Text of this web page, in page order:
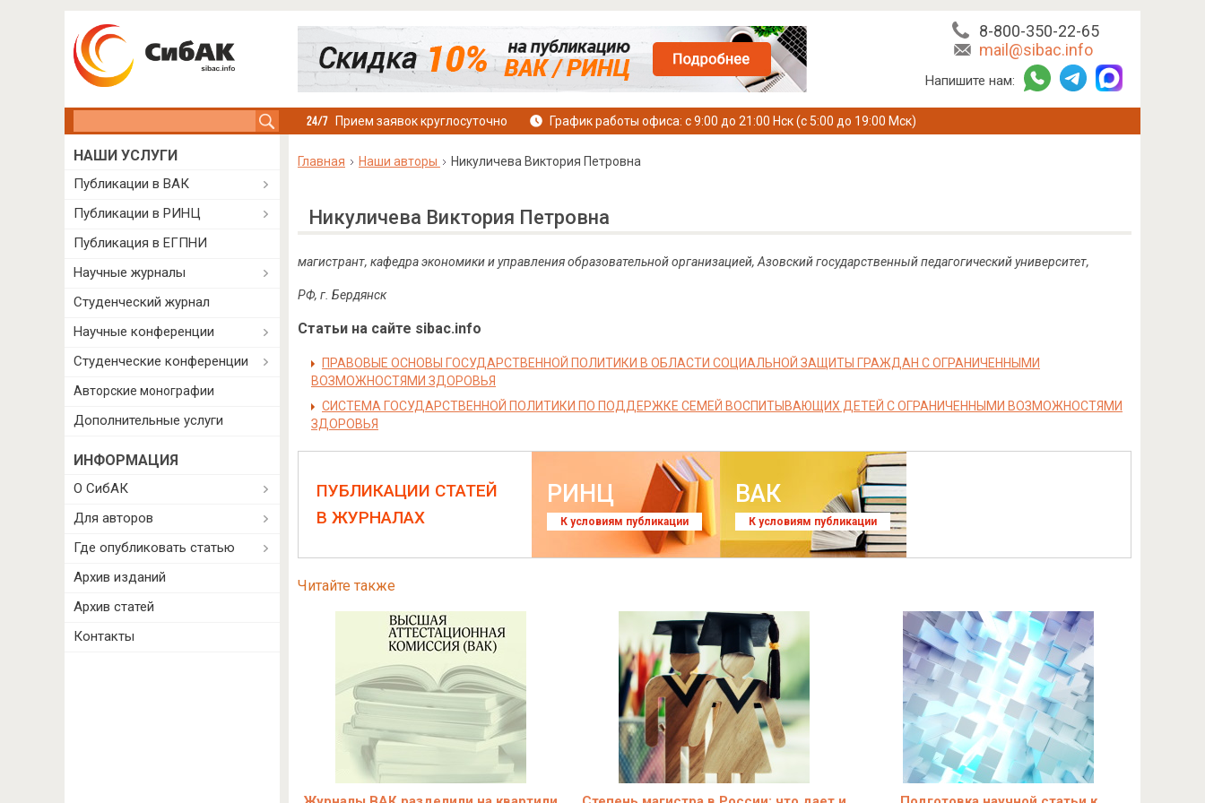
8-800-350-22-65
mail@sibac.info
Напишите нам:
Прием заявок круглосуточно График работы офиса: с 9:00 до 21:00 Нск (с 5:00 до 19:00 Мск)
Главная Наши авторы Никуличева Виктория Петровна
Никуличева Виктория Петровна
магистрант, кафедра экономики и управления образовательной организацией, Азовский государственный педагогический университет,
РФ, г. Бердянск
Статьи на сайте sibac.info
ПРАВОВЫЕ ОСНОВЫ ГОСУДАРСТВЕННОЙ ПОЛИТИКИ В ОБЛАСТИ СОЦИАЛЬНОЙ ЗАЩИТЫ ГРАЖДАН С ОГРАНИЧЕННЫМИ
ВОЗМОЖНОСТЯМИ ЗДОРОВЬЯ
СИСТЕМА ГОСУДАРСТВЕННОЙ ПОЛИТИКИ ПО ПОДДЕРЖКЕ СЕМЕЙ ВОСПИТЫВАЮЩИХ ДЕТЕЙ С ОГРАНИЧЕННЫМИ ВОЗМОЖНОСТЯМИ
ЗДОРОВЬЯ
ПУБЛИКАЦИИ СТАТЕЙ
В ЖУРНАЛАХ
РИНЦ
К условиям публикации
ВАК
К условиям публикации
Читайте также
НАШИ УСЛУГИ
Публикации в ВАК
Публикации в РИНЦ
Публикация в ЕГПНИ
Научные журналы
Студенческий журнал
Научные конференции
Студенческие конференции
Авторские монографии
Дополнительные услуги
ИНФОРМАЦИЯ
О СибАК
Для авторов
Где опубликовать статью
Архив изданий
Архив статей
Контакты